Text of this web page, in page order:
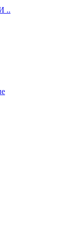
..